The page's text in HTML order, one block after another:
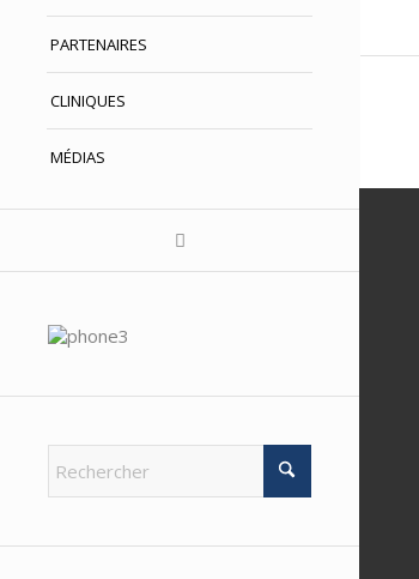
PARTENAIRES
CLINIQUES
MÉDIAS